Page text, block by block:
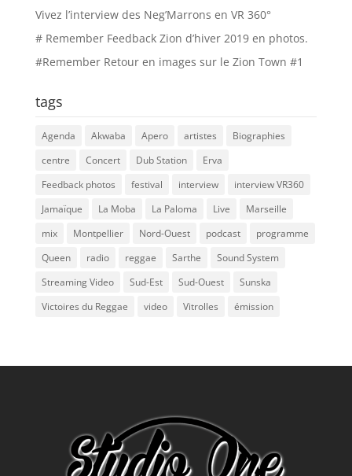
Vivez l’interview des Neg’Marrons en VR 360°
# Remember Feedback Zion d’hiver 2019 en photos.
#Remember Retour en images sur le Zion Town #1
tags
Agenda Akwaba Apero artistes
Biographies
centre
Concert Dub Station
Erva
Feedback photos
festival interview
interview VR360
Jamaïque
La Moba La Paloma Live
Marseille
mix
Montpellier Nord-Ouest podcast
programme
Queen
radio reggae Sarthe
Sound System
Streaming Video
Sud-Est Sud-Ouest
Sunska
Victoires du Reggae
video Vitrolles émission